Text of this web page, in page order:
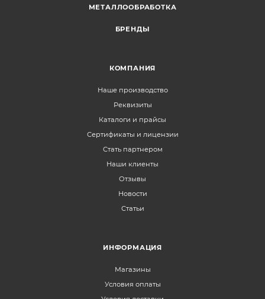
МЕТАЛЛООБРАБОТКА
БРЕНДЫ
КОМПАНИЯ
Наше производство
Реквизиты
Каталоги и прайсы
Сертификаты и лицензии
Стать партнером
Наши клиенты
Отзывы
Новости
Статьи
ИНФОРМАЦИЯ
Магазины
Условия оплаты